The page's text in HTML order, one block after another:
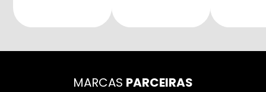
MARCAS PARCEIRAS